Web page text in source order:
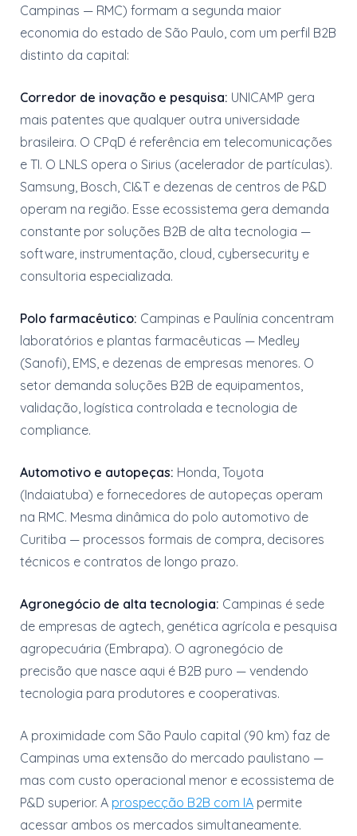
Campinas — RMC) formam a segunda maior
economia do estado de São Paulo, com um perfil B2B
distinto da capital:
Corredor de inovação e pesquisa: UNICAMP gera
mais patentes que qualquer outra universidade
brasileira. O CPqD é referência em telecomunicações
e TI. O LNLS opera o Sirius (acelerador de partículas).
Samsung, Bosch, CI&T e dezenas de centros de P&D
operam na região. Esse ecossistema gera demanda
constante por soluções B2B de alta tecnologia —
software, instrumentação, cloud, cybersecurity e
consultoria especializada.
Polo farmacêutico: Campinas e Paulínia concentram
laboratórios e plantas farmacêuticas — Medley
(Sanofi), EMS, e dezenas de empresas menores. O
setor demanda soluções B2B de equipamentos,
validação, logística controlada e tecnologia de
compliance.
Automotivo e autopeças: Honda, Toyota
(Indaiatuba) e fornecedores de autopeças operam
na RMC. Mesma dinâmica do polo automotivo de
Curitiba — processos formais de compra, decisores
técnicos e contratos de longo prazo.
Agronegócio de alta tecnologia: Campinas é sede
de empresas de agtech, genética agrícola e pesquisa
agropecuária (Embrapa). O agronegócio de
precisão que nasce aqui é B2B puro — vendendo
tecnologia para produtores e cooperativas.
A proximidade com São Paulo capital (90 km) faz de
Campinas uma extensão do mercado paulistano —
mas com custo operacional menor e ecossistema de
P&D superior. A prospecção B2B com IA permite
acessar ambos os mercados simultaneamente.